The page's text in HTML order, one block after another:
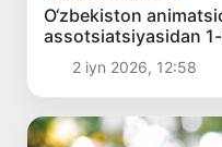
O‘zbekiston
assotsiatsiyasidan
2 iyn 2026, 12:58